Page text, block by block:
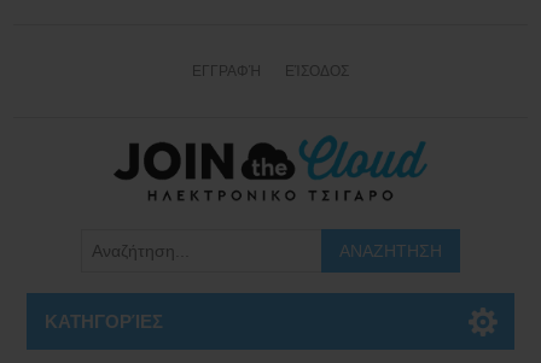
ΕΓΓΡΑΦΉ ΕΊΣΟΔΟΣ
ΚΑΤΗΓΟΡΊΕΣ